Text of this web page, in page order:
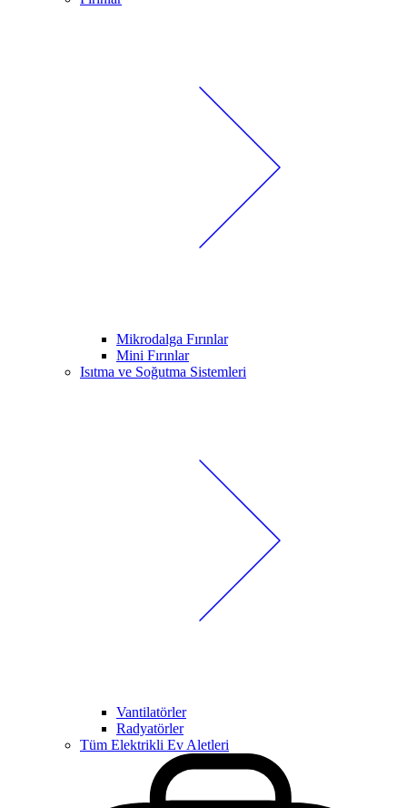
Mikrodalga Fırınlar
Mini Fırınlar
Isıtma ve Soğutma Sistemleri
Vantilatörler
Radyatörler
Tüm Elektrikli Ev Aletleri